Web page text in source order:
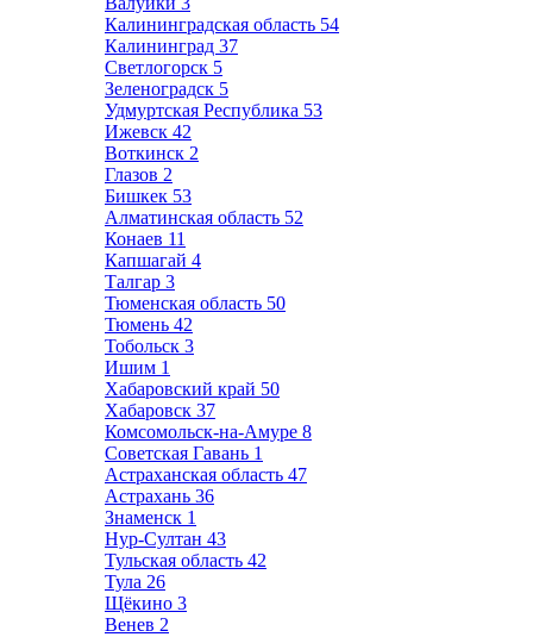
Калининградская область 54
Калининград 37
Светлогорск 5
Зеленоградск 5
Удмуртская Республика 53
Ижевск 42
Воткинск 2
Глазов 2
Бишкек 53
Алматинская область 52
Конаев 11
Капшагай 4
Талгар 3
Тюменская область 50
Тюмень 42
Тобольск 3
Ишим 1
Хабаровский край 50
Хабаровск 37
Комсомольск-на-Амуре 8
Советская Гавань 1
Астраханская область 47
Астрахань 36
Знаменск 1
Нур-Султан 43
Тульская область 42
Тула 26
Щёкино 3
Венев 2